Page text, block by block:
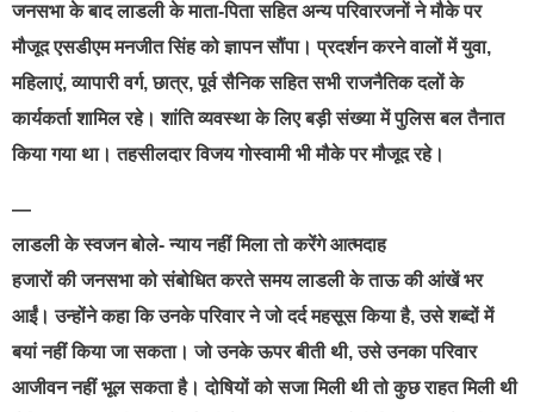
जनसभा के बाद लाडली के माता-पिता सहित अन्य परिवारजनों ने मौके पर
मौजूद एसडीएम मनजीत सिंह को ज्ञापन सौंपा। प्रदर्शन करने वालों में युवा,
महिलाएं, व्यापारी वर्ग, छात्र, पूर्व सैनिक सहित सभी राजनैतिक दलों के
कार्यकर्ता शामिल रहे। शांति व्यवस्था के लिए बड़ी संख्या में पुलिस बल तैनात
किया गया था। तहसीलदार विजय गोस्वामी भी मौके पर मौजूद रहे।
—
लाडली के स्वजन बोले- न्याय नहीं मिला तो करेंगे आत्मदाह
हजारों की जनसभा को संबोधित करते समय लाडली के ताऊ की आंखें भर
आईं। उन्होंने कहा कि उनके परिवार ने जो दर्द महसूस किया है, उसे शब्दों में
बयां नहीं किया जा सकता। जो उनके ऊपर बीती थी, उसे उनका परिवार
आजीवन नहीं भूल सकता है। दोषियों को सजा मिली थी तो कुछ राहत मिली थी